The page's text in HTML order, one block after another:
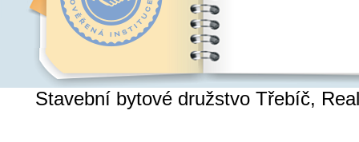
Stavební bytové družstvo Třebíč,